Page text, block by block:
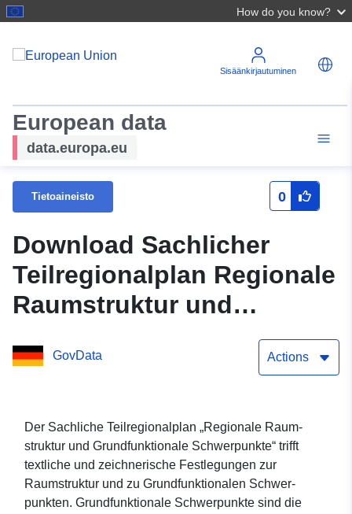
How do you know?
Sisäänkirjautuminen
European data
data.europa.eu
Tietoaineisto 0
Download Sachlicher
Teilregionalplan Regionale
Raumstruktur und
Schwerpunkte der Region
GovData Actions
Der Sachliche Teilregionalplan „Regionale Raum­
struktur und Grundfunktionale Schwerpunkte“ trifft
textliche und zeichnerische Festlegungen zur
Raumstruktur und zu Grundfunktionalen Schwer­­
punkten. Grundfunktionale Schwerpunkte sind die